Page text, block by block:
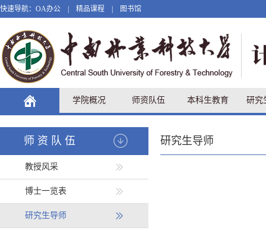
快速导航： OA办公 精品课程 图书馆
学院概况 师资队伍 本科生教育 研究
师资队伍
教授风采
博士一览表
研究生导师
研究生导师